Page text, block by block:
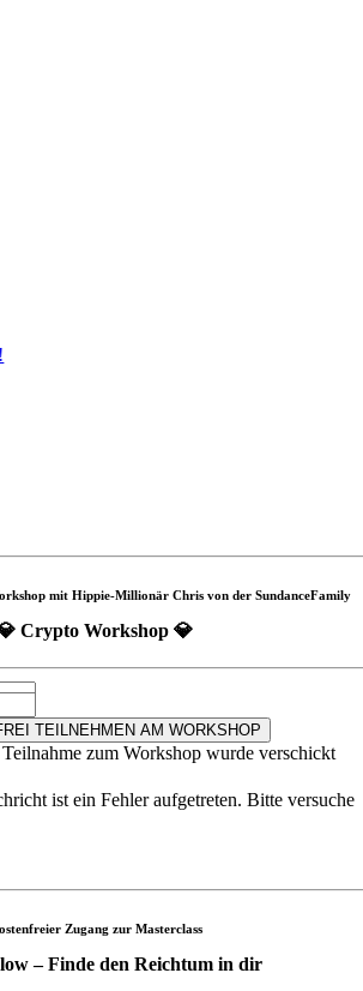
mit Hippie-Millionär Chris von der SundanceFamily
Crypto Workshop 💎
TEILNEHMEN AM WORKSHOP
zum Workshop wurde verschickt
ist ein Fehler aufgetreten. Bitte versuche
Zugang zur Masterclass
– Finde den Reichtum in dir